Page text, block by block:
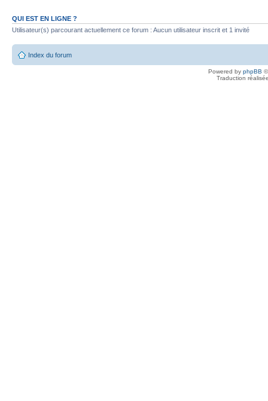
QUI EST EN LIGNE ?
Utilisateur(s) parcourant actuellement ce forum : Aucun utilisateur inscrit et 1 invité
Index du forum
Powered by phpBB
Traduction